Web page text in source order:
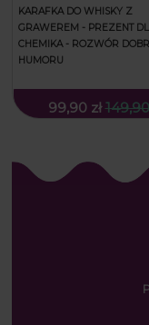
KARAFKA DO WHISKY Z
GRAWEREM - PREZENT
CHEMIKA - ROZWÓR
HUMORU
99,90 zł